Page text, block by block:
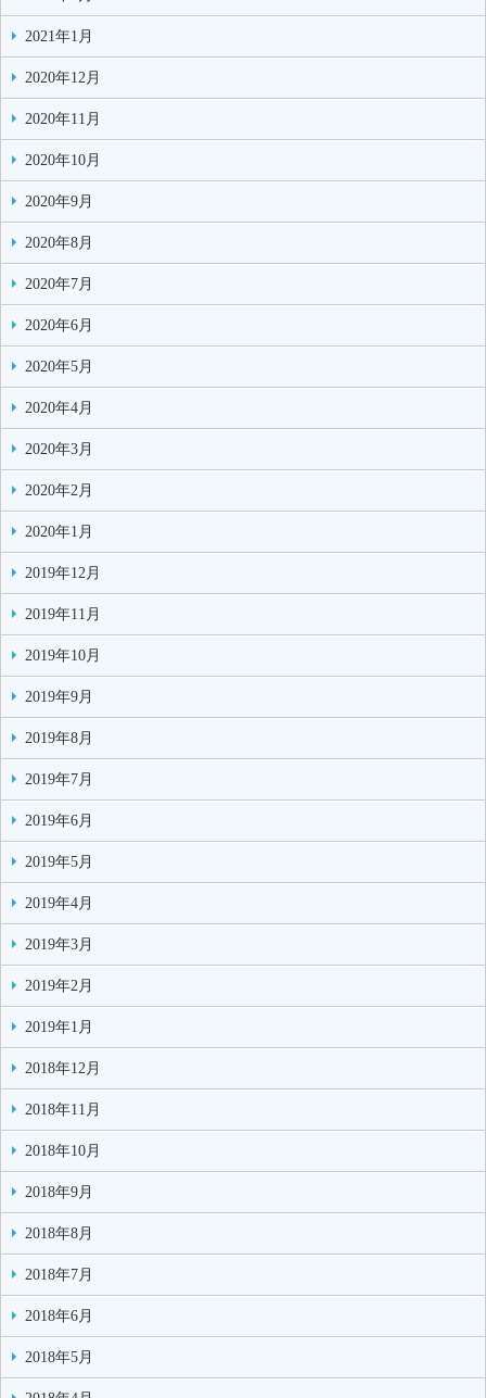
2021年1月
2020年12月
2020年11月
2020年10月
2020年9月
2020年8月
2020年7月
2020年6月
2020年5月
2020年4月
2020年3月
2020年2月
2020年1月
2019年12月
2019年11月
2019年10月
2019年9月
2019年8月
2019年7月
2019年6月
2019年5月
2019年4月
2019年3月
2019年2月
2019年1月
2018年12月
2018年11月
2018年10月
2018年9月
2018年8月
2018年7月
2018年6月
2018年5月